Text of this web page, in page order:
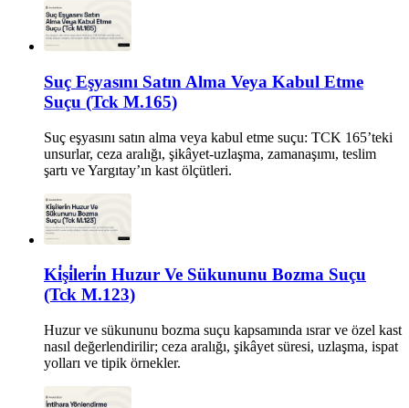
Suç Eşyasını Satın Alma Veya Kabul Etme
Suçu (Tck M.165)
Suç eşyasını satın alma veya kabul etme suçu: TCK 165’teki
unsurlar, ceza aralığı, şikâyet-uzlaşma, zamanaşımı, teslim
şartı ve Yargıtay’ın kast ölçütleri.
Ki̇şi̇leri̇n Huzur Ve Sükununu Bozma Suçu
(Tck M.123)
Huzur ve sükununu bozma suçu kapsamında ısrar ve özel kast
nasıl değerlendirilir; ceza aralığı, şikâyet süresi, uzlaşma, ispat
yolları ve tipik örnekler.